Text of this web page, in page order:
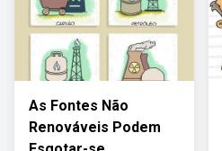
As Fontes Não
Renováveis Podem